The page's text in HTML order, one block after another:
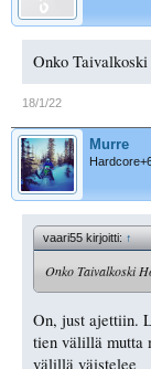
Onko Taivalkoski
18/1/22
Murre
vaari55 kirjoitti:↑
Onko Taivalkoski
On, just ajettiin.
tien välillä mutta
välillä väistelee